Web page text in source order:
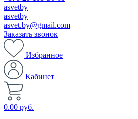
asvetby
asvetby
asvet.by@gmail.com
Заказать звонок
Избранное
Кабинет
0.00 руб.